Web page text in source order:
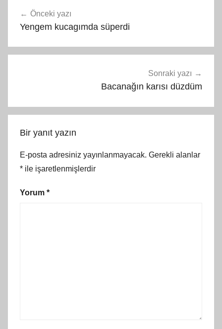
gezinmesi
Önceki yazı
Yengem kucagımda süperdi
Sonraki yazı
Bacanağın karısı düzdüm
Bir yanıt yazın
E-posta adresiniz yayınlanmayacak. Gerekli alanlar
* ile işaretlenmişlerdir
Yorum *